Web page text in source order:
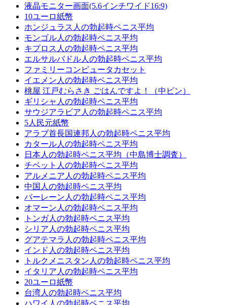
液晶モニター画面(5.6インチワイド16:9)
10ユーロ紙幣
ホンジュラス人の勃起時ペニス平均
モンゴル人の勃起時ペニス平均
キプロス人の勃起時ペニス平均
エルサルバドル人の勃起時ペニス平均
ファミリーコンピュータカセット
イエメン人の勃起時ペニス平均
桃屋 江戸むらさき ごはんですよ！（中ビン）
ギリシャ人の勃起時ペニス平均
サウジアラビア人の勃起時ペニス平均
5人民元紙幣
アラブ首長国連邦人の勃起時ペニス平均
カタール人の勃起時ペニス平均
日本人の勃起時ペニス平均（中島博士調査）
チベット人の勃起時ペニス平均
アルメニア人の勃起時ペニス平均
中国人の勃起時ペニス平均
バーレーン人の勃起時ペニス平均
オマーン人の勃起時ペニス平均
トンガ人の勃起時ペニス平均
シリア人の勃起時ペニス平均
グアテマラ人の勃起時ペニス平均
インド人の勃起時ペニス平均
トルクメニスタン人の勃起時ペニス平均
イタリア人の勃起時ペニス平均
20ユーロ紙幣
台湾人の勃起時ペニス平均
ハワイ人の勃起時ペニス平均